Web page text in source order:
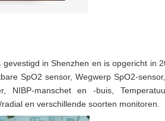
in Shenzhen en is opgericht in
SpO2 sensor, Wegwerp SpO2-
NIBP-manschet en -buis,
en verschillende soorten monitoren.